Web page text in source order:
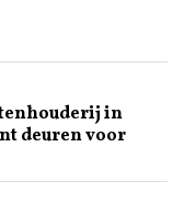
in
deuren voor